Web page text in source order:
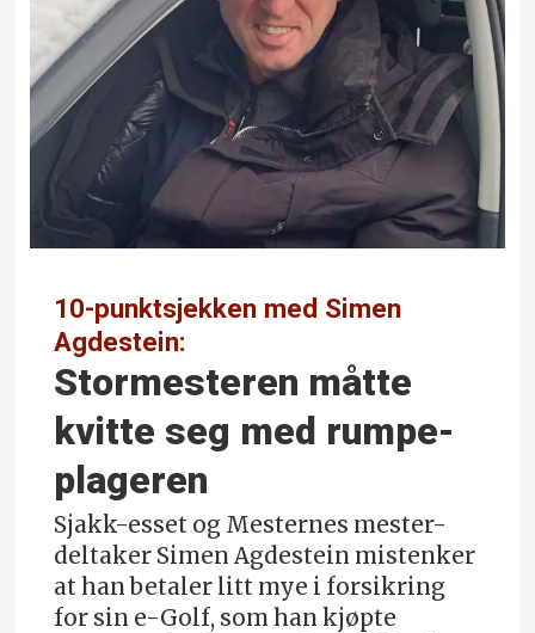
10-punktsjekken med Simen
Agdestein:
Stormesteren måtte
kvitte seg med rumpe­
plageren
Sjakk-esset og Mesternes mester-
deltaker Simen Agdestein mistenker
at han betaler litt mye i forsikring
for sin e-Golf, som han kjøpte